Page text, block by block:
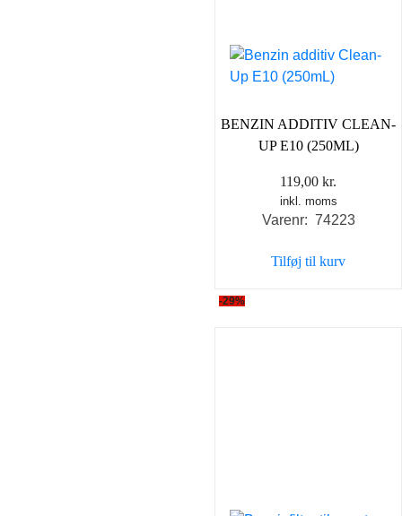
BENZIN ADDITIV CLEAN-
UP E10 (250ML)
119,00 kr.
inkl. moms
Varenr: 74223
Tilføj til kurv
-29%